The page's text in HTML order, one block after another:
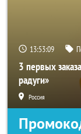
13:53:09
3 первых
радуги»
Россия